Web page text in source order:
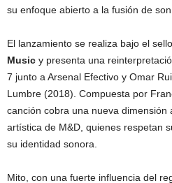
su enfoque abierto a la fusión de
El lanzamiento se realiza bajo el
Music y presenta una
7 junto a Arsenal Efectivo y Omar
Lumbre (2018). Compuesta por
canción cobra una nueva dimensión
artística de M&D, quienes respetan
su identidad sonora.
Mito, con una fuerte influencia del